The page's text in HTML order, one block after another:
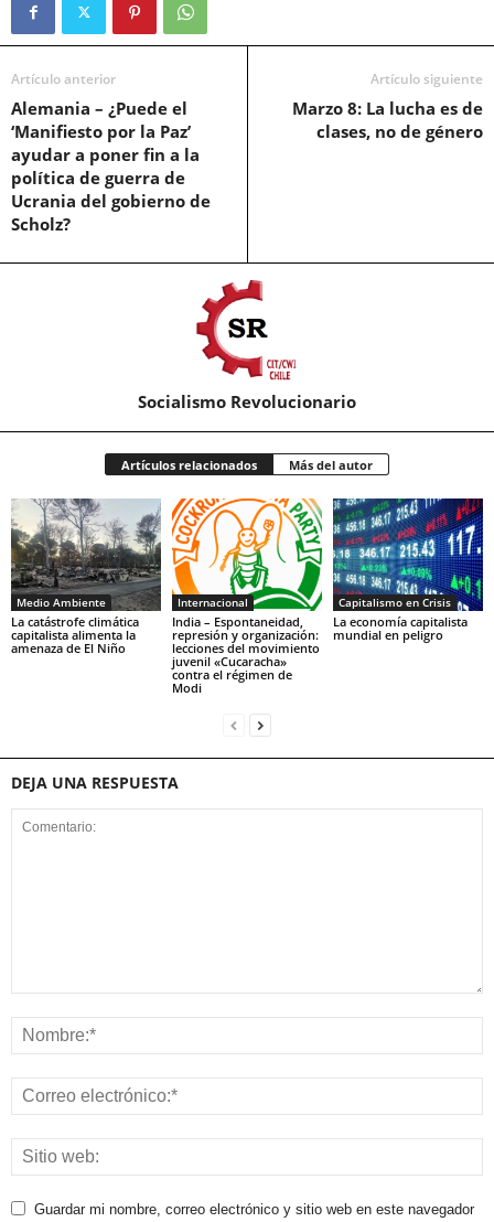
Artículo anterior
Alemania – ¿Puede el
‘Manifiesto por la Paz’
ayudar a poner fin a la
política de guerra de
Ucrania del gobierno de
Scholz?
Artículo siguiente
Marzo 8: La lucha es de
clases, no de género
Socialismo Revolucionario
Artículos relacionados Más del autor
Medio Ambiente
La catástrofe climática
capitalista alimenta la
amenaza de El Niño
Internacional
India – Espontaneidad,
represión y organización:
lecciones del movimiento
juvenil «Cucaracha»
contra el régimen de
Modi
Capitalismo en Crisis
La economía capitalista
mundial en peligro
DEJA UNA RESPUESTA
Guardar mi nombre, correo electrónico y sitio web en este navegador